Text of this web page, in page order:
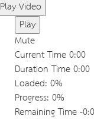
Play Video
Play
Mute
Current Time0:00
Duration Time0:00
Loaded: 0%
Progress: 0%
Remaining Time-